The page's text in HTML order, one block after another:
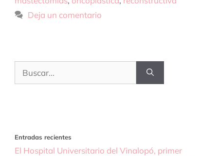
Deja un comentario
Entradas recientes
El Hospital Universitario del Vinalopó, primer